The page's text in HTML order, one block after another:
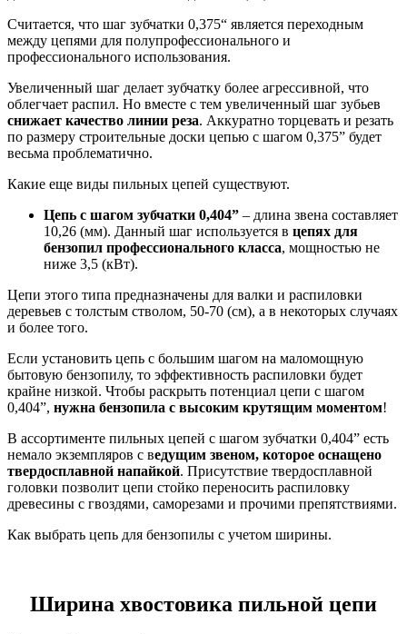
Считается, что шаг зубчатки 0,375“ является переходным
между цепями для полупрофессионального и
профессионального использования.
Увеличенный шаг делает зубчатку более агрессивной, что
облегчает распил. Но вместе с тем увеличенный шаг зубьев
снижает качество линии реза. Аккуратно торцевать и резать
по размеру строительные доски цепью с шагом 0,375” будет
весьма проблематично.
Какие еще виды пильных цепей существуют.
Цепь с шагом зубчатки 0,404” – длина звена составляет
10,26 (мм). Данный шаг используется в цепях для
бензопил профессионального класса, мощностью не
ниже 3,5 (кВт).
Цепи этого типа предназначены для валки и распиловки
деревьев с толстым стволом, 50-70 (см), а в некоторых случаях
и более того.
Если установить цепь с большим шагом на маломощную
бытовую бензопилу, то эффективность распиловки будет
крайне низкой. Чтобы раскрыть потенциал цепи с шагом
0,404”, нужна бензопила с высоким крутящим моментом!
В ассортименте пильных цепей с шагом зубчатки 0,404” есть
немало экземпляров с ведущим звеном, которое оснащено
твердосплавной напайкой. Присутствие твердосплавной
головки позволит цепи стойко переносить распиловку
древесины с гвоздями, саморезами и прочими препятствиями.
Как выбрать цепь для бензопилы с учетом ширины.
Ширина хвостовика пильной цепи